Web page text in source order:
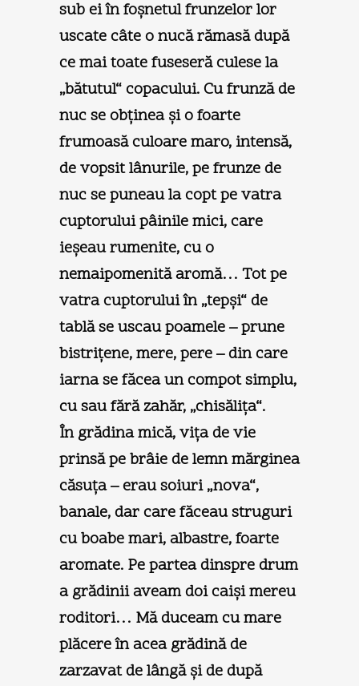
sub ei în foşnetul frunzelor lor
uscate câte o nucă rămasă după
ce mai toate fuseseră culese la
„bătutul“ copacului. Cu frunză de
nuc se obţinea şi o foarte
frumoasă culoare maro, intensă,
de vopsit lânurile, pe frunze de
nuc se puneau la copt pe vatra
cuptorului pâinile mici, care
ieşeau rumenite, cu o
nemaipomenită aromă… Tot pe
vatra cuptorului în „tepşi“ de
tablă se uscau poamele – prune
bistriţene, mere, pere – din care
iarna se făcea un compot simplu,
cu sau fără zahăr, „chisăliţa“.
În grădina mică, viţa de vie
prinsă pe brâie de lemn mărginea
căsuţa – erau soiuri „nova“,
banale, dar care făceau struguri
cu boabe mari, albastre, foarte
aromate. Pe partea dinspre drum
a grădinii aveam doi caişi mereu
roditori… Mă duceam cu mare
plăcere în acea grădină de
zarzavat de lângă şi de după